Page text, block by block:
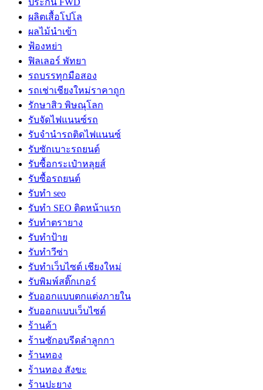
ผลิตเสื้อโปโล
ผลไม้นำเข้า
ฟ้องหย่า
ฟิลเลอร์ พัทยา
รถบรรทุกมือสอง
รถเช่าเชียงใหม่ราคาถูก
รักษาสิว พิษณุโลก
รับจัดไฟแนนซ์รถ
รับจำนำรถติดไฟแนนซ์
รับซักเบาะรถยนต์
รับซื้อกระเป๋าหลุยส์
รับซื้อรถยนต์
รับทำ seo
รับทำ SEO ติดหน้าแรก
รับทำตรายาง
รับทำป้าย
รับทำวีซ่า
รับทำเว็บไซต์ เชียงใหม่
รับพิมพ์สติ๊กเกอร์
รับออกแบบตกแต่งภายใน
รับออกแบบเว็บไซต์
ร้านค้า
ร้านซักอบรีดลำลูกกา
ร้านทอง
ร้านทอง สังขะ
ร้านปะยาง